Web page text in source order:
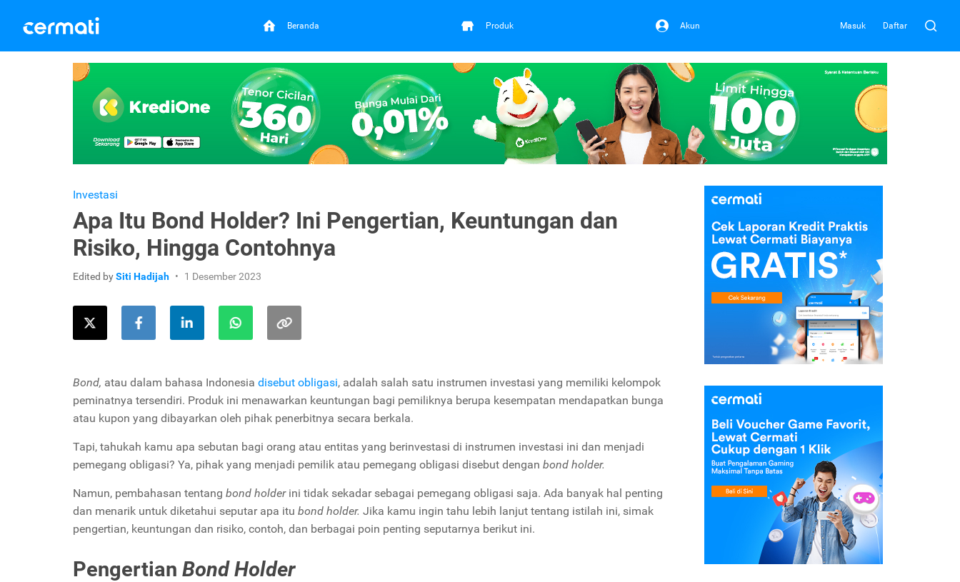
Beranda Produk Akun Masuk Daftar
Investasi
Apa Itu Bond Holder? Ini Pengertian, Keuntungan dan
Risiko, Hingga Contohnya
Edited bySiti Hadijah 1 Desember 2023
Bond, atau dalam bahasa Indonesia disebut obligasi, adalah salah satu instrumen investasi yang memiliki kelompok
peminatnya tersendiri. Produk ini menawarkan keuntungan bagi pemiliknya berupa kesempatan mendapatkan bunga
atau kupon yang dibayarkan oleh pihak penerbitnya secara berkala.
Tapi, tahukah kamu apa sebutan bagi orang atau entitas yang berinvestasi di instrumen investasi ini dan menjadi
pemegang obligasi? Ya, pihak yang menjadi pemilik atau pemegang obligasi disebut dengan bond holder.
Namun, pembahasan tentang bond holder ini tidak sekadar sebagai pemegang obligasi saja. Ada banyak hal penting
dan menarik untuk diketahui seputar apa itu bond holder. Jika kamu ingin tahu lebih lanjut tentang istilah ini, simak
pengertian, keuntungan dan risiko, contoh, dan berbagai poin penting seputarnya berikut ini.
Pengertian Bond Holder